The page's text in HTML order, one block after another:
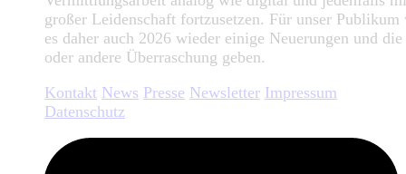
großer Leidenschaft fortzusetzen. Für unser Publikum
es daher auch 2026 wieder einige Neuerungen und die
oder andere Überraschung geben.
Kontakt News Presse Newsletter Impressum
Datenschutz